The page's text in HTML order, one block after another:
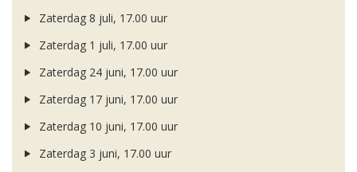
Zaterdag 8 juli, 17.00 uur
Zaterdag 1 juli, 17.00 uur
Zaterdag 24 juni, 17.00 uur
Zaterdag 17 juni, 17.00 uur
Zaterdag 10 juni, 17.00 uur
Zaterdag 3 juni, 17.00 uur